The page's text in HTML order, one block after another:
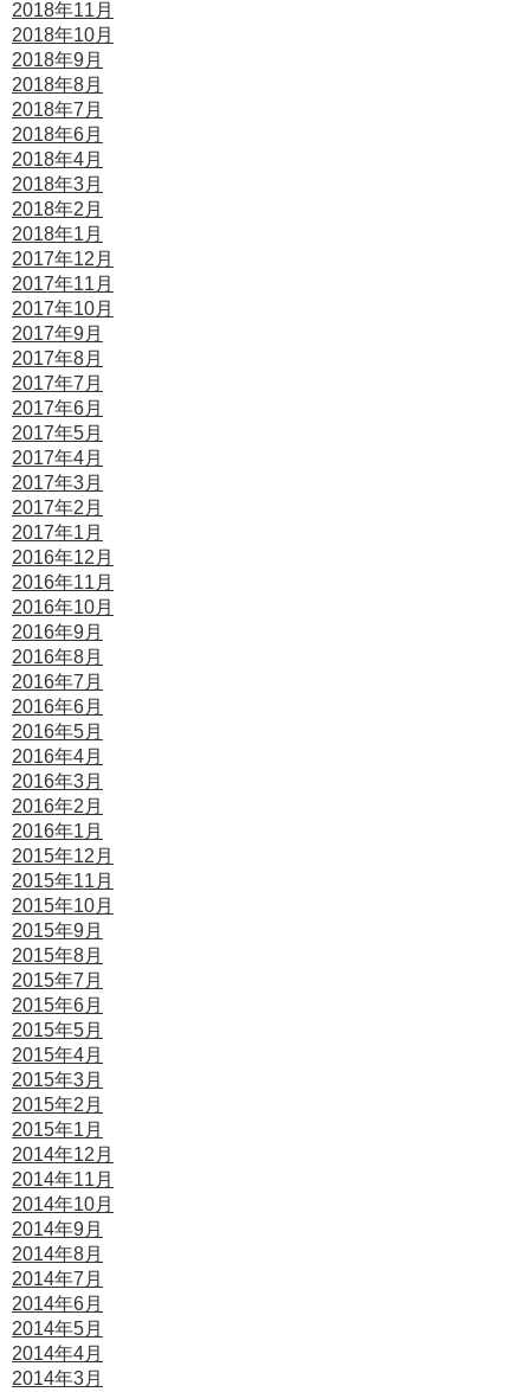
2018年11月
2018年10月
2018年9月
2018年8月
2018年7月
2018年6月
2018年4月
2018年3月
2018年2月
2018年1月
2017年12月
2017年11月
2017年10月
2017年9月
2017年8月
2017年7月
2017年6月
2017年5月
2017年4月
2017年3月
2017年2月
2017年1月
2016年12月
2016年11月
2016年10月
2016年9月
2016年8月
2016年7月
2016年6月
2016年5月
2016年4月
2016年3月
2016年2月
2016年1月
2015年12月
2015年11月
2015年10月
2015年9月
2015年8月
2015年7月
2015年6月
2015年5月
2015年4月
2015年3月
2015年2月
2015年1月
2014年12月
2014年11月
2014年10月
2014年9月
2014年8月
2014年7月
2014年6月
2014年5月
2014年4月
2014年3月